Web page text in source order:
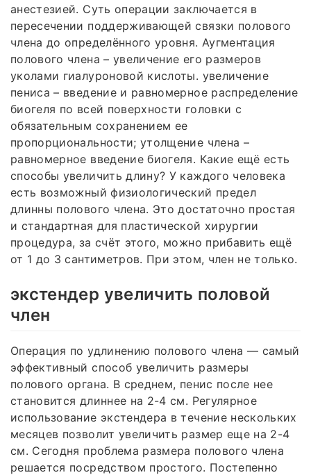
анестезией. Суть операции заключается в
пересечении поддерживающей связки полового
члена до определённого уровня. Аугментация
полового члена – увеличение его размеров
уколами гиалуроновой кислоты. увеличение
пениса – введение и равномерное распределение
биогеля по всей поверхности головки с
обязательным сохранением ее
пропорциональности; утолщение члена –
равномерное введение биогеля. Какие ещё есть
способы увеличить длину? У каждого человека
есть возможный физиологический предел
длинны полового члена. Это достаточно простая
и стандартная для пластической хирургии
процедура, за счёт этого, можно прибавить ещё
от 1 до 3 сантиметров. При этом, член не только.
экстендер увеличить половой
член
Операция по удлинению полового члена — самый
эффективный способ увеличить размеры
полового органа. В среднем, пенис после нее
становится длиннее на 2-4 см. Регулярное
использование экстендера в течение нескольких
месяцев позволит увеличить размер еще на 2-4
см. Сегодня проблема размера полового члена
решается посредством простого. Постепенно